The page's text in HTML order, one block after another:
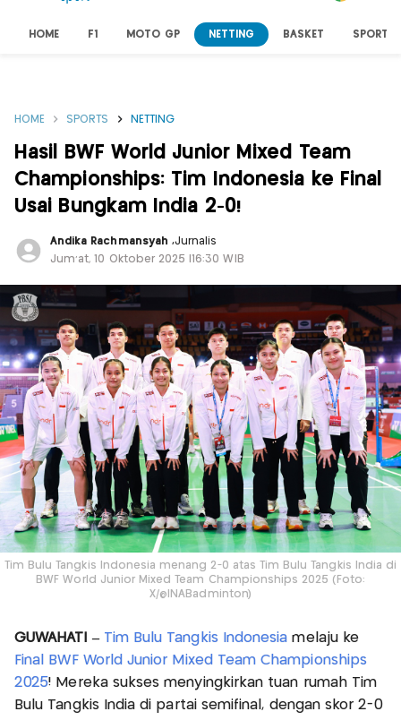
HOME F1 MOTO GP NETTING BASKET SPORT
HOME SPORTS NETTING
Hasil BWF World Junior Mixed Team
Championships: Tim Indonesia ke Final
Usai Bungkam India 2-0!
Andika Rachmansyah ,Jurnalis
Jum'at, 10 Oktober 2025 |16:30 WIB
Tim Bulu Tangkis Indonesia menang 2-0 atas Tim Bulu Tangkis India di
BWF World Junior Mixed Team Championships 2025 (Foto:
X/@INABadminton)
GUWAHATI – Tim Bulu Tangkis Indonesia melaju ke
Final BWF World Junior Mixed Team Championships
2025! Mereka sukses menyingkirkan tuan rumah Tim
Bulu Tangkis India di partai semifinal, dengan skor 2-0